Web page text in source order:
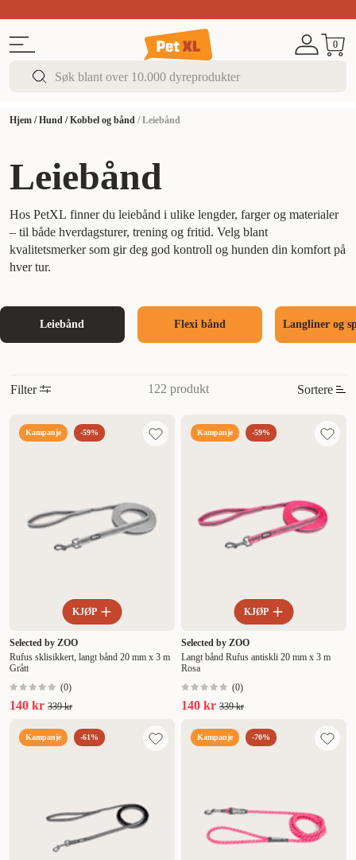
0
Hjem /Hund /Kobbel og bånd /Leiebånd
Leiebånd
Hos PetXL finner du leiebånd i ulike lengder, farger og materialer
– til både hverdagsturer, trening og fritid. Velg blant
kvalitetsmerker som gir deg god kontroll og hunden din komfort på
hver tur.
Leiebånd Flexi bånd Langliner og
Filter 122 produkt Sortere
Lavest pris
Kampanje -59%
KJØP
Selected by ZOO
Rufus sklisikkert, langt bånd 20 mm x 3 m
Grått
(0)
140 kr 339 kr
Kampanje -59%
KJØP
Selected by ZOO
Langt bånd Rufus antiskli 20 mm x 3 m
Rosa
(0)
140 kr 339 kr
Kampanje -61% Kampanje -70%